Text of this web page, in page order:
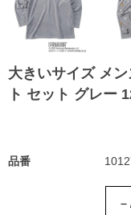
大きいサイズ メ
ト セット グレー
品番